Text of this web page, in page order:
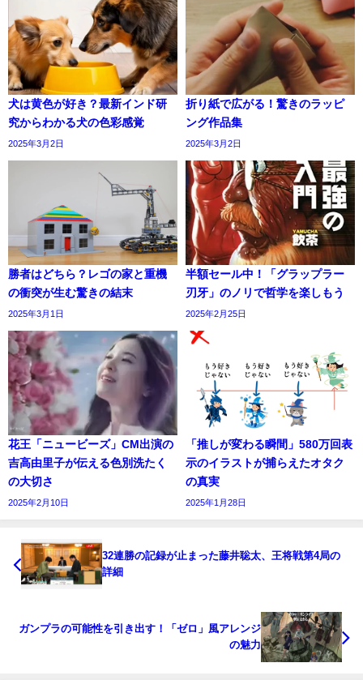
犬は黄色が好き？最新インド研
究からわかる犬の色彩感覚
2025年3月2日
折り紙で広がる！驚きのラッピ
ング作品集
2025年3月2日
勝者はどちら？レゴの家と重機
の衝突が生む驚きの結末
2025年3月1日
半額セール中！「グラップラー
刃牙」のノリで哲学を楽しもう
2025年2月25日
花王「ニュービーズ」CM出演の
吉高由里子が伝える色別洗たく
の大切さ
2025年2月10日
「推しが変わる瞬間」580万回表
示のイラストが捕らえたオタク
の真実
2025年1月28日
32連勝の記録が止まった藤井聡太、王将戦第4局の
詳細
ガンプラの可能性を引き出す！「ゼロ」風アレンジ
の魅力